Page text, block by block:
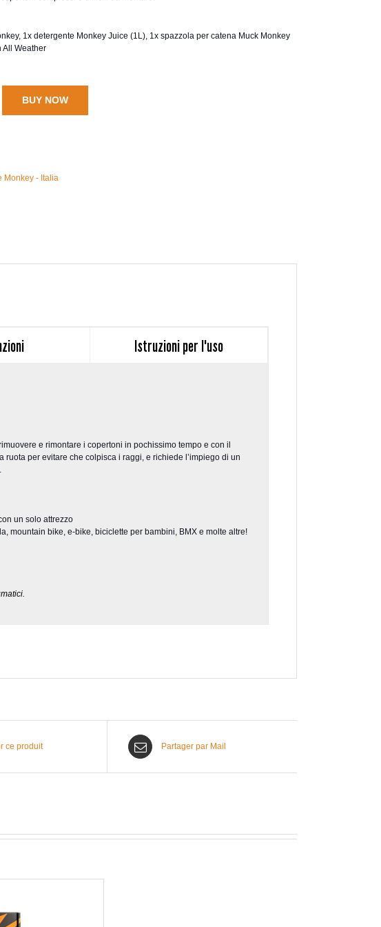
1x detergente Monkey Juice (1L), 1x spazzola per catena Muck Monkey
All Weather
BUY NOW
Monkey - Italia
Istruzioni per l'uso
e rimontare i copertoni in pochissimo tempo e con il
per evitare che colpisca i raggi, e richiede l’impiego di un
un solo attrezzo
mountain bike, e-bike, biciclette per bambini, BMX e molte altre!
ce produit Partager par Mail